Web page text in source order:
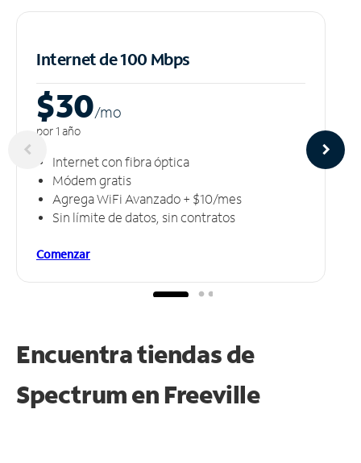
Internet de 100 Mbps
$30/mo
por 1 año
Internet con fibra óptica
Módem gratis
Agrega WiFi Avanzado + $10/mes
Sin límite de datos, sin contratos
Comenzar
Encuentra tiendas de
Spectrum en Freeville